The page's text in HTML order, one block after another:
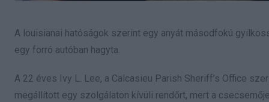
A louisianai hatóságok szerint egy anyát másodfokú
egy forró autóban hagyta.
A 22 éves Ivy L. Lee, a Calcasieu Parish Sheriff’s Office
megállított egy szolgálaton kívüli rendőrt, mert a